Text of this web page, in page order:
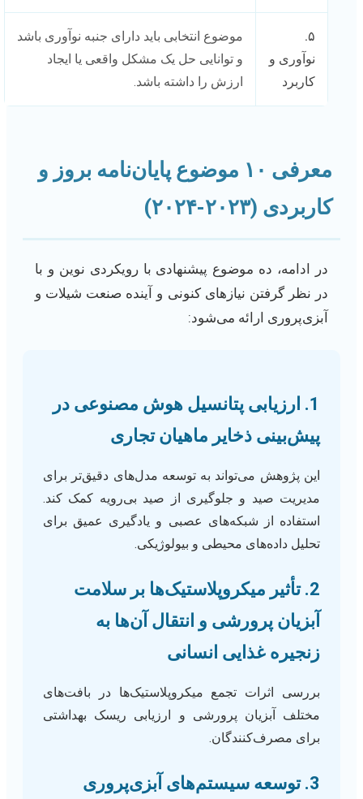
۵.
نوآوری و
کاربرد
موضوع انتخابی باید دارای جنبه نوآوری باشد
و توانایی حل یک مشکل واقعی یا ایجاد
ارزش را داشته باشد.
معرفی ۱۰ موضوع پایان‌نامه بروز و
کاربردی (۲۰۲۳-۲۰۲۴)
در ادامه، ده موضوع پیشنهادی با رویکردی نوین و با
در نظر گرفتن نیازهای کنونی و آینده صنعت شیلات و
آبزی‌پروری ارائه می‌شود:
1. ارزیابی پتانسیل هوش مصنوعی در
پیش‌بینی ذخایر ماهیان تجاری
این پژوهش می‌تواند به توسعه مدل‌های دقیق‌تر برای
مدیریت صید و جلوگیری از صید بی‌رویه کمک کند.
استفاده از شبکه‌های عصبی و یادگیری عمیق برای
تحلیل داده‌های محیطی و بیولوژیکی.
2. تأثیر میکروپلاستیک‌ها بر سلامت
آبزیان پرورشی و انتقال آن‌ها به
زنجیره غذایی انسانی
بررسی اثرات تجمع میکروپلاستیک‌ها در بافت‌های
مختلف آبزیان پرورشی و ارزیابی ریسک بهداشتی
برای مصرف‌کنندگان.
3. توسعه سیستم‌های آبزی‌پروری